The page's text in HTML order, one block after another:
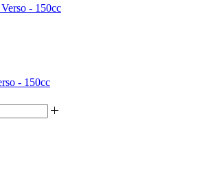
- 150сс